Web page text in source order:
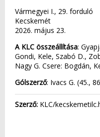
Vármegyei I., 29. forduló
Kecskemét
2026. május 23.
A KLC összeállítása:
Gondi, Kele, Szabó D.,
Nagy G. Csere: Bogdán,
Gólszerző: Ivacs G. (45.,
Szerző: KLC/